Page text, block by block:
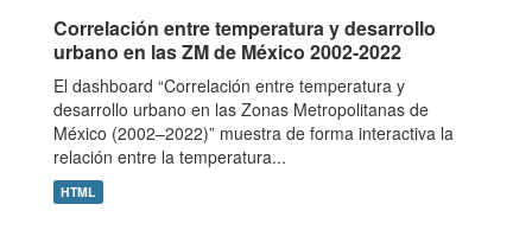
Correlación entre temperatura y desarrollo
urbano en las ZM de México 2002-2022
El dashboard “Correlación entre temperatura y
desarrollo urbano en las Zonas Metropolitanas de
México (2002–2022)” muestra de forma interactiva la
relación entre la temperatura...
HTML